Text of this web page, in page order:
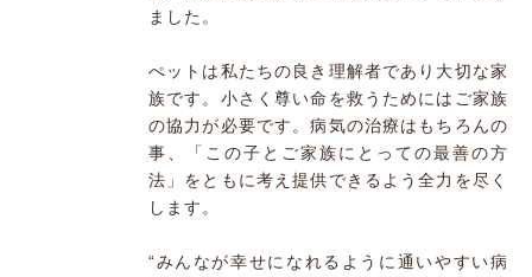
ました。
ぺットは私たちの良き理解者であり大切な家
族です。小さく尊い命を救うためにはご家族
の協力が必要です。病気の治療はもちろんの
事、「この子とご家族にとっての最善の方
法」をともに考え提供できるよう全力を尽く
します。
“みんなが幸せになれるように通いやすい病